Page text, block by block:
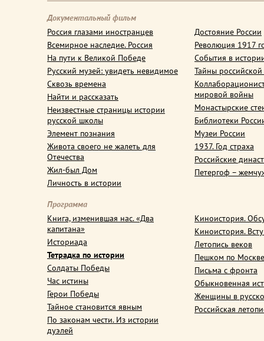
Документальный фильм
Россия глазами иностранцев
Всемирное наследие. Россия
На пути к Великой Победе
Русский музей: увидеть невидимое
Сквозь времена
Найти и рассказать
Неизвестные страницы истории
русской школы
Элемент познания
Живота своего не жалеть для
Отечества
Жил-был Дом
Личность в истории
Достояние России
Революция 1917
События в
Тайны
мировой войны
Монастырские
Библиотеки
Музеи России
1937. Год страха
Российские
Петергоф –
Программа
Книга, изменившая нас. «Два
капитана»
Историада
Тетрадка по истории
Солдаты Победы
Час истины
Герои Победы
Тайное становится явным
По законам чести. Из истории
дуэлей
Киноистория.
Киноистория.
Летопись веков
Пешком по Москве
Письма с фронта
Обыкновенная
Женщины в
Российская